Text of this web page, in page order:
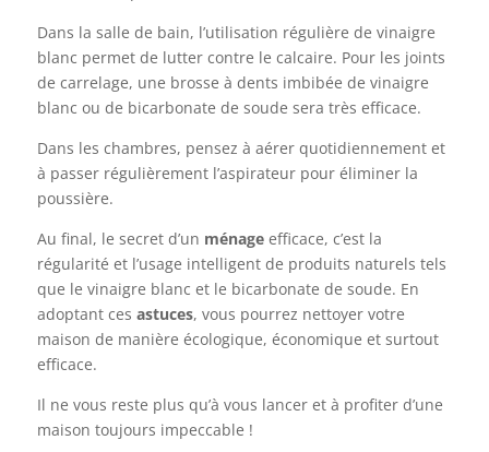
Dans la salle de bain, l’utilisation régulière de vinaigre
blanc permet de lutter contre le calcaire. Pour les joints
de carrelage, une brosse à dents imbibée de vinaigre
blanc ou de bicarbonate de soude sera très efficace.
Dans les chambres, pensez à aérer quotidiennement et
à passer régulièrement l’aspirateur pour éliminer la
poussière.
Au final, le secret d’un ménageefficace, c’est la
régularité et l’usage intelligent de produits naturels tels
que le vinaigre blanc et le bicarbonate de soude. En
adoptant ces astuces, vous pourrez nettoyer votre
maison de manière écologique, économique et surtout
efficace.
Il ne vous reste plus qu’à vous lancer et à profiter d’une
maison toujours impeccable !